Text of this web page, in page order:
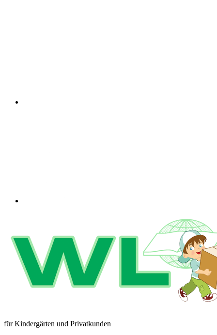
für Kindergärten und Privatkunden